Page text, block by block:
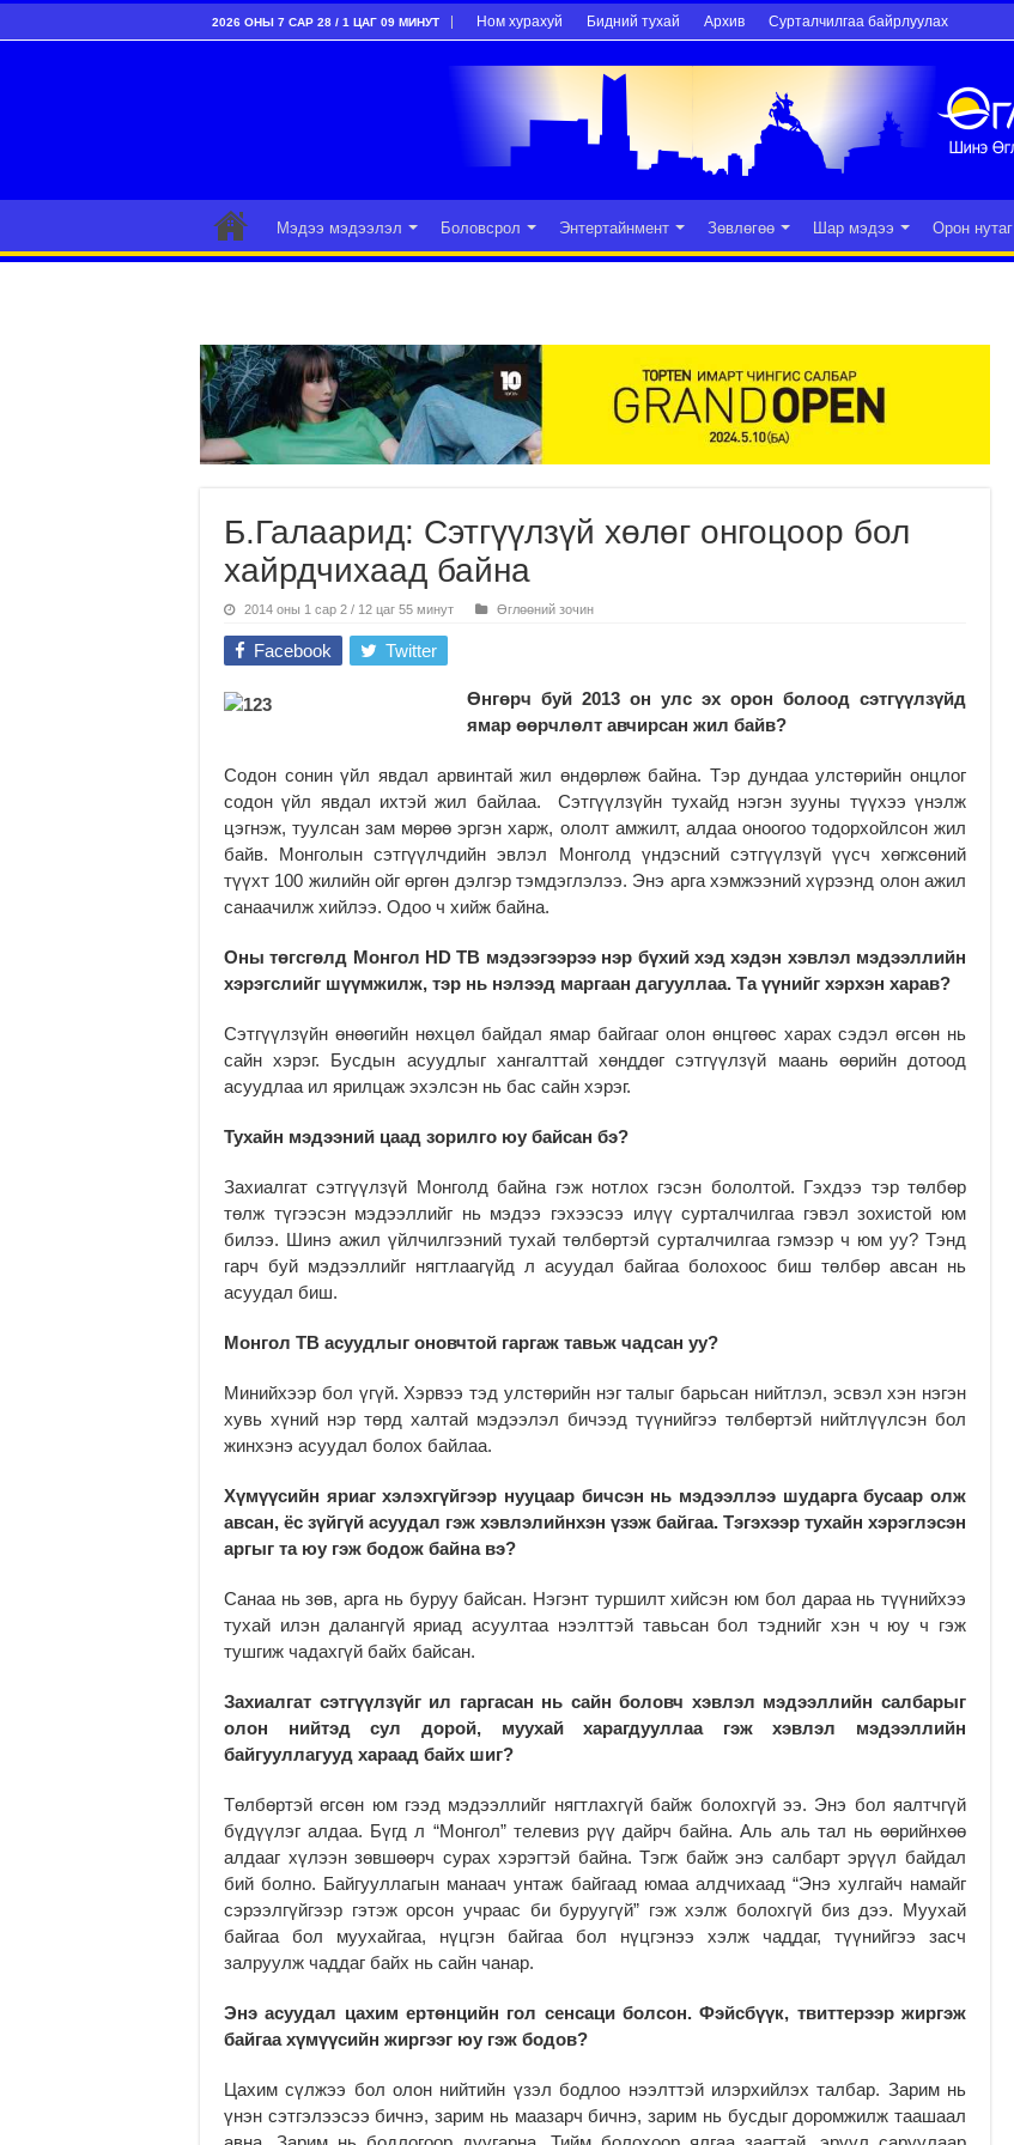
2026 ОНЫ 7 САР 28 / 1 ЦАГ 09 МИНУТ Ном хурахуй Бидний тухай Архив Сурталчилгаа байрлуулах
Мэдээ мэдээлэл Боловсрол Энтертайнмент Зөвлөгөө Шар мэдээ Орон нутаг
Б.Галаарид: Сэтгүүлзүй хөлөг онгоцоор бол
хайрдчихаад байна
2014 оны 1 сар 2 / 12 цаг 55 минут Өглөөний зочин
Facebook Twitter
Өнгөрч буй 2013 он улс эх орон болоод сэтгүүлзүйд
ямар өөрчлөлт авчирсан жил байв?
Содон сонин үйл явдал арвинтай жил өндөрлөж байна. Тэр дундаа улстөрийн онцлог
содон үйл явдал ихтэй жил байлаа. Сэтгүүлзүйн тухайд нэгэн зууны түүхээ үнэлж
цэгнэж, туулсан зам мөрөө эргэн харж, ололт амжилт, алдаа оноогоо тодорхойлсон жил
байв. Монголын сэтгүүлчдийн эвлэл Монголд үндэсний сэтгүүлзүй үүсч хөгжсөний
түүхт 100 жилийн ойг өргөн дэлгэр тэмдэглэлээ. Энэ арга хэмжээний хүрээнд олон ажил
санаачилж хийлээ. Одоо ч хийж байна.
Оны төгсгөлд Монгол HDТВ мэдээгээрээ нэр бүхий хэд хэдэн хэвлэл мэдээллийн
хэрэгслийг шүүмжилж, тэр нь нэлээд маргаан дагууллаа. Та үүнийг хэрхэн харав?
Сэтгүүлзүйн өнөөгийн нөхцөл байдал ямар байгааг олон өнцгөөс харах сэдэл өгсөн нь
сайн хэрэг. Бусдын асуудлыг хангалттай хөнддөг сэтгүүлзүй маань өөрийн дотоод
асуудлаа ил ярилцаж эхэлсэн нь бас сайн хэрэг.
Тухайн мэдээний цаад зорилго юу байсан бэ?
Захиалгат сэтгүүлзүй Монголд байна гэж нотлох гэсэн бололтой. Гэхдээ тэр төлбөр
төлж түгээсэн мэдээллийг нь мэдээ гэхээсээ илүү сурталчилгаа гэвэл зохистой юм
билээ. Шинэ ажил үйлчилгээний тухай төлбөртэй сурталчилгаа гэмээр ч юм уу? Тэнд
гарч буй мэдээллийг нягтлаагүйд л асуудал байгаа болохоос биш төлбөр авсан нь
асуудал биш.
Монгол ТВ асуудлыг оновчтой гаргаж тавьж чадсан уу?
Минийхээр бол үгүй. Хэрвээ тэд улстөрийн нэг талыг барьсан нийтлэл, эсвэл хэн нэгэн
хувь хүний нэр төрд халтай мэдээлэл бичээд түүнийгээ төлбөртэй нийтлүүлсэн бол
жинхэнэ асуудал болох байлаа.
Хүмүүсийн яриаг хэлэхгүйгээр нууцаар бичсэн нь мэдээллээ шударга бусаар олж
авсан, ёс зүйгүй асуудал гэж хэвлэлийнхэн үзэж байгаа. Тэгэхээр тухайн хэрэглэсэн
аргыг та юу гэж бодож байна вэ?
Санаа нь зөв, арга нь буруу байсан. Нэгэнт туршилт хийсэн юм бол дараа нь түүнийхээ
тухай илэн далангүй яриад асуултаа нээлттэй тавьсан бол тэднийг хэн ч юу ч гэж
тушгиж чадахгүй байх байсан.
Захиалгат сэтгүүлзүйг ил гаргасан нь сайн боловч хэвлэл мэдээллийн салбарыг
олон нийтэд сул дорой, муухай харагдууллаа гэж хэвлэл мэдээллийн
байгууллагууд хараад байх шиг?
Төлбөртэй өгсөн юм гээд мэдээллийг нягтлахгүй байж болохгүй ээ. Энэ бол яалтчгүй
бүдүүлэг алдаа. Бүгд л “Монгол” телевиз рүү дайрч байна. Аль аль тал нь өөрийнхөө
алдааг хүлээн зөвшөөрч сурах хэрэгтэй байна. Тэгж байж энэ салбарт эрүүл байдал
бий болно. Байгууллагын манаач унтаж байгаад юмаа алдчихаад “Энэ хулгайч намайг
сэрээлгүйгээр гэтэж орсон учраас би буруугүй” гэж хэлж болохгүй биз дээ. Муухай
байгаа бол муухайгаа, нүцгэн байгаа бол нүцгэнээ хэлж чаддаг, түүнийгээ засч
залруулж чаддаг байх нь сайн чанар.
Энэ асуудал цахим ертөнцийн гол сенсаци болсон. Фэйсбүүк, твиттерээр жиргэж
байгаа хүмүүсийн жиргээг юу гэж бодов?
Цахим сүлжээ бол олон нийтийн үзэл бодлоо нээлттэй илэрхийлэх талбар. Зарим нь
үнэн сэтгэлээсээ бичнэ, зарим нь маазарч бичнэ, зарим нь бусдыг доромжилж таашаал